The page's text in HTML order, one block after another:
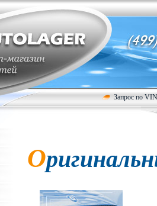
Запрос по VIN
О